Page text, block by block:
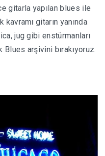
gitarla yapılan blues ile
kavramı gitarın yanında
jug gibi enstürmanları
arşivini bırakıyoruz.